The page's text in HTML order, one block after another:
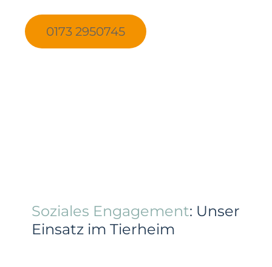
0173 2950745
Soziales Engagement: Unser
Einsatz im Tierheim